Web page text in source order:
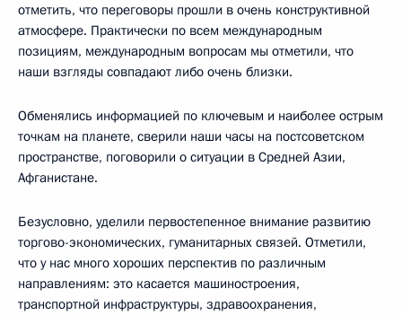
отметить, что переговоры прошли в очень конструктивной
атмосфере. Практически по всем международным
позициям, международным вопросам мы отметили, что
наши взгляды совпадают либо очень близки.
Обменялись информацией по ключевым и наиболее острым
точкам на планете, сверили наши часы на постсоветском
пространстве, поговорили о ситуации в Средней Азии,
Афганистане.
Безусловно, уделили первостепенное внимание развитию
торгово-экономических, гуманитарных связей. Отметили,
что у нас много хороших перспектив по различным
направлениям: это касается машиностроения,
транспортной инфраструктуры, здравоохранения,